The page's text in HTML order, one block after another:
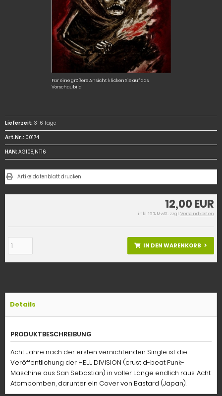
Für eine größere Ansicht klicken Sie auf das
Vorschaubild
12,00 EUR
inkl. 19 % MwSt. zzgl.Versandkosten
IN DEN WARENKORB
Lieferzeit: 3-6 Tage
Art.Nr.: 00174
HAN:AG108, NT16
Artikeldatenblatt drucken
Details
PRODUKTBESCHREIBUNG
Acht Jahre nach der ersten vernichtenden Single ist die
Veröffentlichung der HELL DIVISION (crust d-beat Punk-
Maschine aus San Sebastian) in voller Länge endlich raus. Acht
Atombomben, darunter ein Cover von Bastard (Japan).